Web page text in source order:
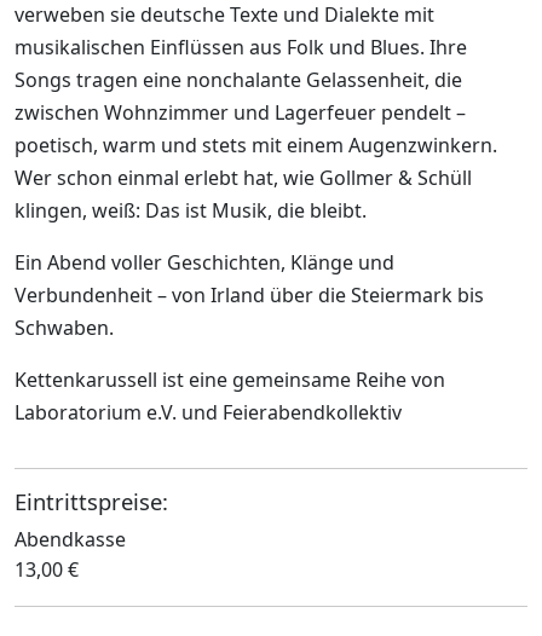
verweben sie deutsche Texte und Dialekte mit
musikalischen Einflüssen aus Folk und Blues. Ihre
Songs tragen eine nonchalante Gelassenheit, die
zwischen Wohnzimmer und Lagerfeuer pendelt –
poetisch, warm und stets mit einem Augenzwinkern.
Wer schon einmal erlebt hat, wie Gollmer & Schüll
klingen, weiß: Das ist Musik, die bleibt.
Ein Abend voller Geschichten, Klänge und
Verbundenheit – von Irland über die Steiermark bis
Schwaben.
Kettenkarussell ist eine gemeinsame Reihe von
Laboratorium e.V. und Feierabendkollektiv
Eintrittspreise:
Abendkasse
13,00 €